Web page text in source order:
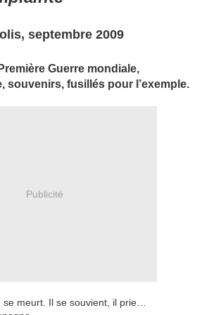
septembre 2009
Première Guerre mondiale,
souvenirs, fusillés pour l’exemple.
Publicité
meurt. Il se souvient, il prie…